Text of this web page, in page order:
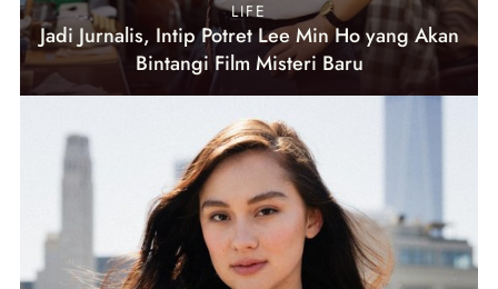
LIFE
Jadi Jurnalis, Intip Potret Lee Min Ho yang Akan
Bintangi Film Misteri Baru